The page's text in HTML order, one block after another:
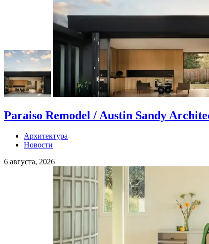
Paraiso Remodel / Austin Sandy
Архитектура
Новости
6 августа, 2026